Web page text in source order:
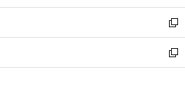
開
く
ウ
で
開
く
ン
ド
ウ
で
開
ウ
ィ
ン
ド
ウ
し
い
ウ
ィ
ン
新
し
い
ウ
新
し